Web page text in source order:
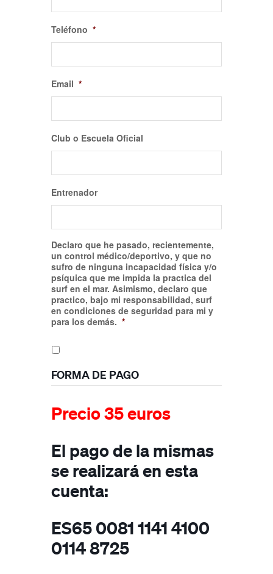
Teléfono *
Email *
Club o Escuela Oficial
Entrenador
Declaro que he pasado, recientemente,
un control médico/deportivo, y que no
sufro de ninguna incapacidad física y/o
psíquica que me impida la practica del
surf en el mar. Asimismo, declaro que
practico, bajo mi responsabilidad, surf
en condiciones de seguridad para mi y
para los demás. *
FORMA DE PAGO
Precio 35 euros
El pago de la mismas
se realizará en esta
cuenta:
ES65 0081 1141 4100
0114 8725